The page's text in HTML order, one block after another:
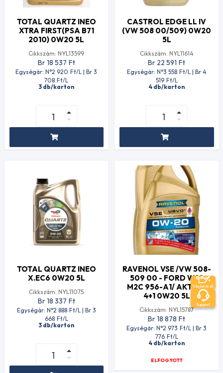
TOTAL QUARTZ INEO
XTRA FIRST(PSA B71
2010) 0W20 5L
Cikkszám: NYL13599
Br 18 537 Ft
Egységár: N°2 920 Ft/L | Br 3
708 Ft/L
3 db/karton
CASTROL EDGE LL IV
(VW 508 00/509) 0W20
5L
Cikkszám: NYL11614
Br 22 591 Ft
Egységár: N°3 558 Ft/L | Br 4
519 Ft/L
4 db/karton
TOTAL QUARTZ INEO
X.EC6 0W20 5L
Cikkszám: NYL11075
Br 18 337 Ft
Egységár: N°2 888 Ft/L | Br 3
668 Ft/L
3 db/karton
RAVENOL VSE /VW 508-
509 00 - FORD WSS
M2C 956-A1/ AKTION
4+1 0W20 5L
Cikkszám: NYL15787
Br 18 878 Ft
Egységár: N°2 973 Ft/L | Br 3
776 Ft/L
4 db/karton
ELFOGYOTT
Olajkereső
Support